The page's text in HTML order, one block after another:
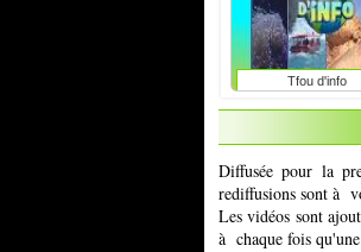
Tfou d'info
Diffusée pour la
rediffusions sont à
Les vidéos sont
à chaque fois